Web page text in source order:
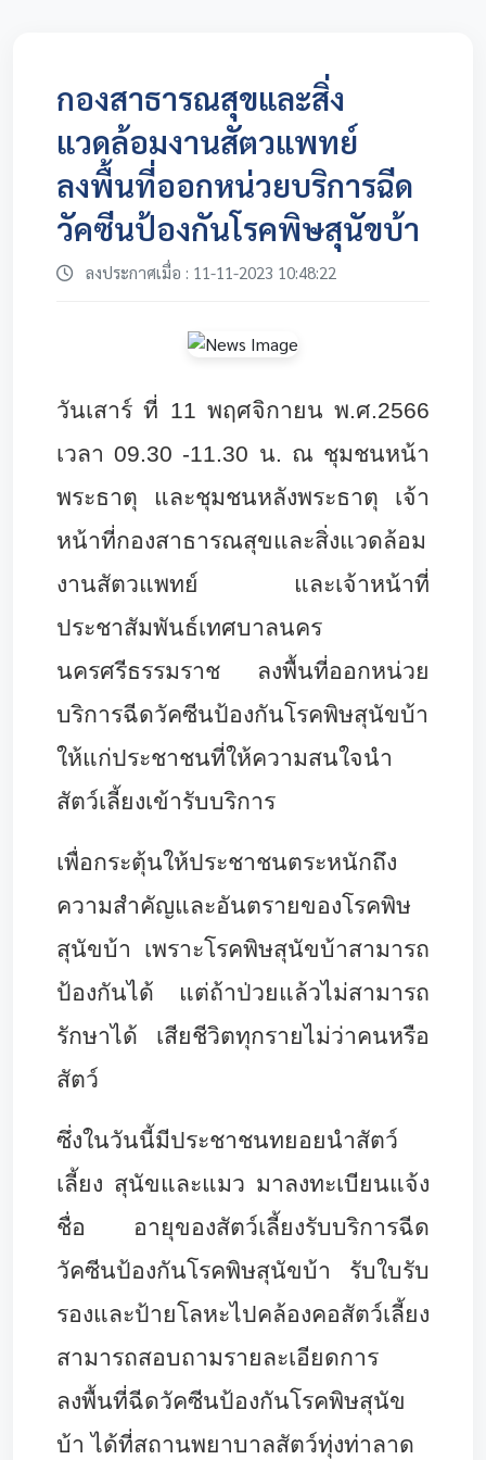
กองสาธารณสุขและสิ่ง
แวดล้อมงานสัตวแพทย์
ลงพื้นที่ออกหน่วยบริการฉีด
วัคซีนป้องกันโรคพิษสุนัขบ้า
ลงประกาศเมื่อ : 11-11-2023 10:48:22
วันเสาร์ ที่ 11 พฤศจิกายน พ.ศ.2566
เวลา 09.30 -11.30 น. ณ ชุมชนหน้า
พระธาตุ และชุมชนหลังพระธาตุ เจ้า
หน้าที่กองสาธารณสุขและสิ่งแวดล้อม
งานสัตวแพทย์ และเจ้าหน้าที่
ประชาสัมพันธ์เทศบาลนคร
นครศรีธรรมราช ลงพื้นที่ออกหน่วย
บริการฉีดวัคซีนป้องกันโรคพิษสุนัขบ้า
ให้แก่ประชาชนที่ให้ความสนใจนำ
สัตว์เลี้ยงเข้ารับบริการ
เพื่อกระตุ้นให้ประชาชนตระหนักถึง
ความสำคัญและอันตรายของโรคพิษ
สุนัขบ้า เพราะโรคพิษสุนัขบ้าสามารถ
ป้องกันได้ แต่ถ้าป่วยแล้วไม่สามารถ
รักษาได้ เสียชีวิตทุกรายไม่ว่าคนหรือ
สัตว์
ซึ่งในวันนี้มีประชาชนทยอยนำสัตว์
เลี้ยง สุนัขและแมว มาลงทะเบียนแจ้ง
ชื่อ อายุของสัตว์เลี้ยงรับบริการฉีด
วัคซีนป้องกันโรคพิษสุนัขบ้า รับใบรับ
รองและป้ายโลหะไปคล้องคอสัตว์เลี้ยง
สามารถสอบถามรายละเอียดการ
ลงพื้นที่ฉีดวัคซีนป้องกันโรคพิษสุนัข
บ้า ได้ที่สถานพยาบาลสัตว์ทุ่งท่าลาด